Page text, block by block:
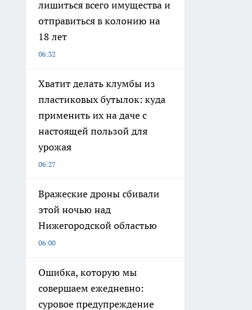
лишиться всего имущества и
отправиться в колонию на
18 лет
06:32
Хватит делать клумбы из
пластиковых бутылок: куда
применить их на даче с
настоящей пользой для
урожая
06:27
Вражеские дроны сбивали
этой ночью над
Нижегородской областью
06:00
Ошибка, которую мы
совершаем ежедневно:
суровое предупреждение